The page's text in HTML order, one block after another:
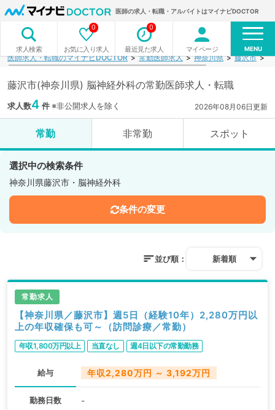
医師の求人・転職・アルバイトはマイナビDOCTOR
求人検索 お気に入り求人
0
最近見た求人
0
マイページ MENU
医師求人・転職のマイナビDOCTOR 常勤医師求人 神奈川県 藤沢市
藤沢市(神奈川県) 脳神経外科の常勤医師求人・転職
求人数4 件※非公開求人を除く 2026年08月06日更新
常勤 非常勤 スポット
選択中の検索条件
神奈川県藤沢市・脳神経外科
条件の変更
並び順： 新着順
常勤求人
【神奈川県／藤沢市】週5日（経験10年）2,280万円以
上の年収確保も可～（訪問診療／常勤）
年収1,800万円以上 当直なし 週4日以下の常勤勤務
給与 年収2,280万円 ～ 3,192万円
勤務日数 -